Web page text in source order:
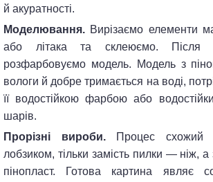
й акуратності.
Моделювання. Вирізаємо елементи
або літака та склеюємо. Після
розфарбовуємо модель. Модель з
вологи й добре тримається на воді,
її водостійкою фарбою або
шарів.
Прорізні вироби.Процес схожий
лобзиком, тільки замість пилки — ніж,
пінопласт.
Готова картина являє